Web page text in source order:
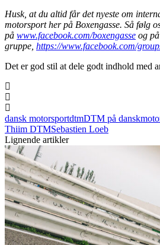
Husk, at du altid får det nyeste om
motorsport her på Boxengasse. Så følg
på www.facebook.com/boxengasse og
gruppe, https://www.facebook.com/
Det er god stil at dele godt indhold med
dansk motorsportdtmDTM på dansk
Thiim DTMSebastien Loeb
Lignende artikler